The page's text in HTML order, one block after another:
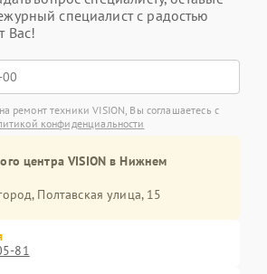
специалист с радостью
Вас!
ремонт техники VISION, Вы соглашаетесь с
конфиденциальности
центра VISION в Нижнем
Полтавская улица, 15
81